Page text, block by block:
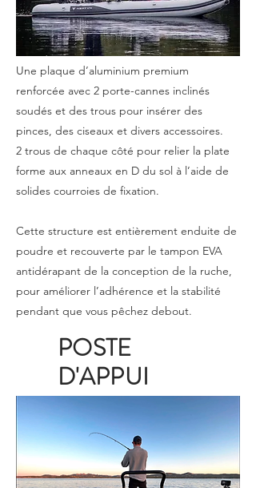
Une plaque d’aluminium premium
renforcée avec 2 porte-cannes inclinés
soudés et des trous pour insérer des
pinces, des ciseaux et divers accessoires.
2 trous de chaque côté pour relier la plate
forme aux anneaux en D du sol à l’aide de
solides courroies de fixation.
Cette structure est entièrement enduite de
poudre et recouverte par le tampon EVA
antidérapant de la conception de la ruche,
pour améliorer l’adhérence et la stabilité
pendant que vous pêchez debout.
POSTE
D'APPUI